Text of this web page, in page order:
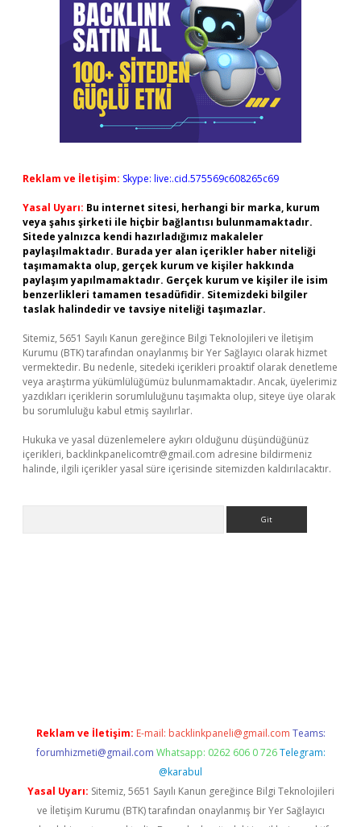
Reklam ve İletişim: Skype: live:.cid.575569c608265c69
Yasal Uyarı: Bu internet sitesi, herhangi bir marka, kurum
veya şahıs şirketi ile hiçbir bağlantısı bulunmamaktadır.
Sitede yalnızca kendi hazırladığımız makaleler
paylaşılmaktadır. Burada yer alan içerikler haber niteliği
taşımamakta olup, gerçek kurum ve kişiler hakkında
paylaşım yapılmamaktadır. Gerçek kurum ve kişiler ile isim
benzerlikleri tamamen tesadüfidir. Sitemizdeki bilgiler
taslak halindedir ve tavsiye niteliği taşımazlar.
Sitemiz, 5651 Sayılı Kanun gereğince Bilgi Teknolojileri ve İletişim
Kurumu (BTK) tarafından onaylanmış bir Yer Sağlayıcı olarak hizmet
vermektedir. Bu nedenle, sitedeki içerikleri proaktif olarak denetleme
veya araştırma yükümlülüğümüz bulunmamaktadır. Ancak, üyelerimiz
yazdıkları içeriklerin sorumluluğunu taşımakta olup, siteye üye olarak
bu sorumluluğu kabul etmiş sayılırlar.
Hukuka ve yasal düzenlemelere aykırı olduğunu düşündüğünüz
içerikleri, backlinkpanelicomtr@gmail.com adresine bildirmeniz
halinde, ilgili içerikler yasal süre içerisinde sitemizden kaldırılacaktır.
Reklam ve İletişim: E-mail: backlinkpaneli@gmail.com Teams:
forumhizmeti@gmail.com Whatsapp: 0262 606 0 726 Telegram:
@karabul
Yasal Uyarı: Sitemiz, 5651 Sayılı Kanun gereğince Bilgi Teknolojileri
ve İletişim Kurumu (BTK) tarafından onaylanmış bir Yer Sağlayıcı